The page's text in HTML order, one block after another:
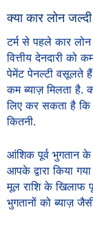
क्या कार लोन
टर्म से पहले कार
वित्तीय देनदारी को
पेमेंट पेनल्टी वसूलते
कम ब्याज़ मिलता
लिए कर सकता है कि
कितनी.
आंशिक पूर्व भुगतान
आपके द्वारा किया
मूल राशि के खिलाफ
भुगतानों को ब्याज़